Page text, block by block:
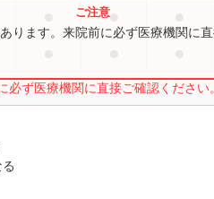
●
ず医療機関に直接ご確認ください
ります。来院前に必ず医療機関に直